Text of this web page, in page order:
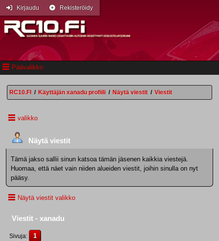
Päävalikko
Kirjaudu Rekisteröidy
RC10.FI / Käyttäjän xanadu profiili / Näytä viestit / Viestit
valikko
Näytä viestit
Tämä jakso sallii sinun katsoa tämän jäsenen kaikkia viestejä.
Huomaa, että näet vain niiden alueiden viestit, joihin sinulla on nyt
pääsy.
Näytä viestit valikko
Viestit - xanadu
Sivuja 1